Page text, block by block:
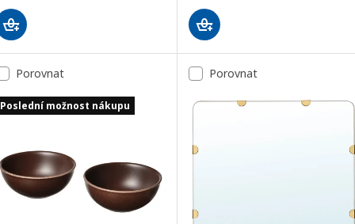
Porovnat
Poslední možnost nákupu
Porovnat